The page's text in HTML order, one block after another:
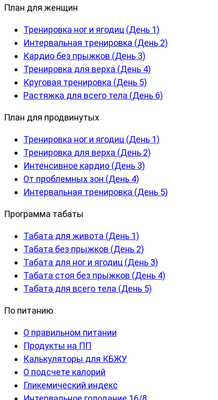
План для женщин
Тренировка ног и ягодиц (День 1)
Интервальная тренировка (День 2)
Кардио без прыжков (День 3)
Тренировка для верха (День 4)
Круговая тренировка (День 5)
Растяжка для всего тела (День 6)
План для продвинутых
Тренировка ног и ягодиц (День 1)
Тренировка для верха (День 2)
Интенсивное кардио (День 3)
От проблемных зон (День 4)
Интервальная тренировка (День 5)
Программа табаты
Табата для живота (День 1)
Табата без прыжков (День 2)
Табата для ног и ягодиц (День 3)
Табата стоя без прыжков (День 4)
Табата для всего тела (День 5)
По питанию
О правильном питании
Продукты на ПП
Калькуляторы для КБЖУ
О подсчете калорий
Гликемический индекс